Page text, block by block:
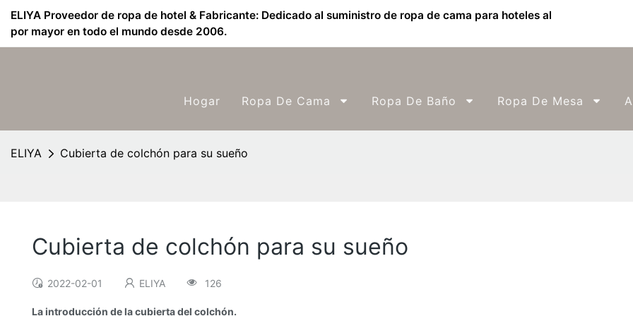
ELIYA Proveedor de ropa de hotel & Fabricante: Dedicado al suministro de ropa de cama para hoteles al
por mayor en todo el mundo desde 2006.
Hogar Ropa De Cama Ropa De Baño Ropa De Mesa
ELIYA Cubierta de colchón para su sueño
Cubierta de colchón para su sueño
2022-02-01 ELIYA 126
La introducción de la cubierta del colchón.